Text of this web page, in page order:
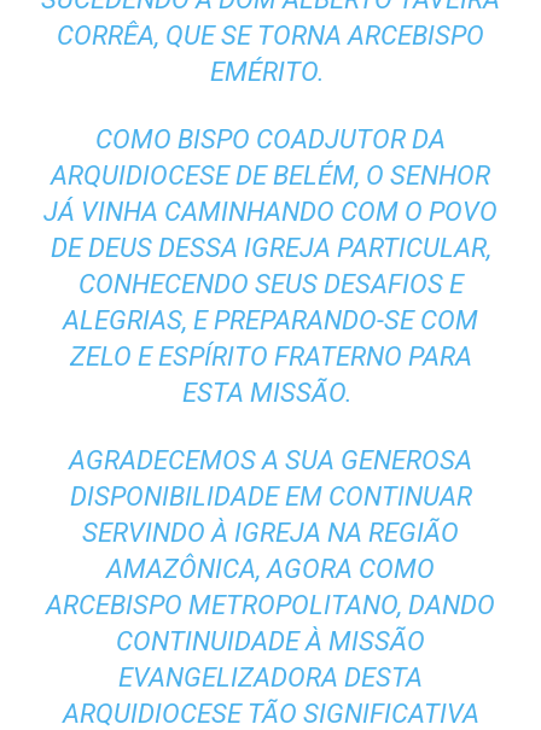
CORRÊA, QUE SE TORNA ARCEBISPO
EMÉRITO.
COMO BISPO COADJUTOR DA
ARQUIDIOCESE DE BELÉM, O SENHOR
JÁ VINHA CAMINHANDO COM O POVO
DE DEUS DESSA IGREJA PARTICULAR,
CONHECENDO SEUS DESAFIOS E
ALEGRIAS, E PREPARANDO-SE COM
ZELO E ESPÍRITO FRATERNO PARA
ESTA MISSÃO.
AGRADECEMOS A SUA GENEROSA
DISPONIBILIDADE EM CONTINUAR
SERVINDO À IGREJA NA REGIÃO
AMAZÔNICA, AGORA COMO
ARCEBISPO METROPOLITANO, DANDO
CONTINUIDADE À MISSÃO
EVANGELIZADORA DESTA
ARQUIDIOCESE TÃO SIGNIFICATIVA